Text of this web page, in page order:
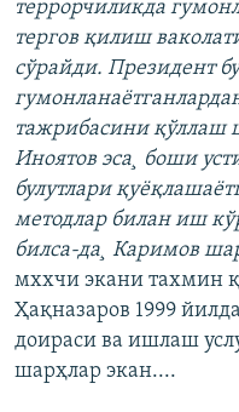
террорчиликда
тергов қилиш
сўрайди. Президент
тажрибасини қўллаш
Иноятов эса¸ боши
булутлари
методлар билан иш
билса-да¸ Каримов
мххчи экани тахмин
Ҳақназаров 1999
доираси ва ишлаш
шарҳлар экан....